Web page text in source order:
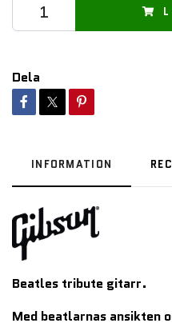
Dela
INFORMATION
Beatles tribute gitarr.
Med beatlarnas ansikten